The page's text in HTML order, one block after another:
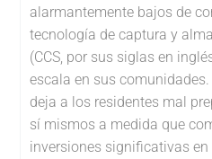
alarmantemente bajos de
tecnología de captura y
(CCS, por sus siglas en
escala en sus
deja a los residentes mal
sí mismos a medida que
inversiones significativas